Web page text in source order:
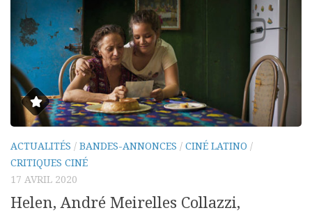
ACTUALITÉS / BANDES-ANNONCES / CINÉ LATINO /
CRITIQUES CINÉ
17 AVRIL 2020
Helen, André Meirelles Collazzi,